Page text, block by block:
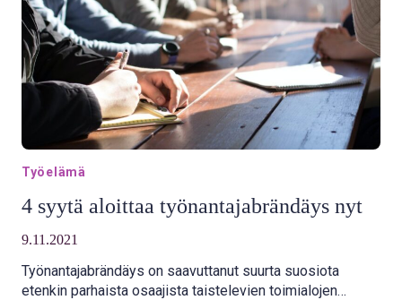
Työelämä
4 syytä aloittaa työnantajabrändäys nyt
9.11.2021
Työnantajabrändäys on saavuttanut suurta suosiota
etenkin parhaista osaajista taistelevien toimialojen